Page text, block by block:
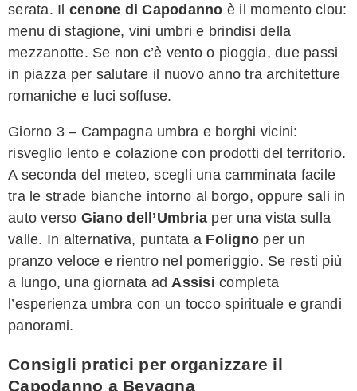
serata. Il cenone di Capodanno è il momento clou:
menu di stagione, vini umbri e brindisi della
mezzanotte. Se non c’è vento o pioggia, due passi
in piazza per salutare il nuovo anno tra architetture
romaniche e luci soffuse.
Giorno 3 – Campagna umbra e borghi vicini:
risveglio lento e colazione con prodotti del territorio.
A seconda del meteo, scegli una camminata facile
tra le strade bianche intorno al borgo, oppure sali in
auto verso Giano dell’Umbria per una vista sulla
valle. In alternativa, puntata a Foligno per un
pranzo veloce e rientro nel pomeriggio. Se resti più
a lungo, una giornata ad Assisi completa
l’esperienza umbra con un tocco spirituale e grandi
panorami.
Consigli pratici per organizzare il
Capodanno a Bevagna